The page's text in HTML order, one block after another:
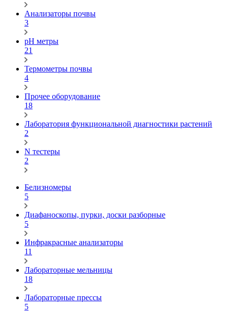
Анализаторы почвы
3
pH метры
21
Термометры почвы
4
Прочее оборудование
18
Лаборатория функциональной диагностики растений
2
N тестеры
2
Белизномеры
5
Диафаноскопы, пурки, доски разборные
5
Инфракрасные анализаторы
11
Лабораторные мельницы
18
Лабораторные прессы
5